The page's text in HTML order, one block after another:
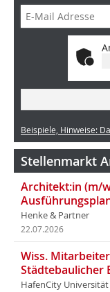
Beispiele, Hinweise:
Stellenmarkt
Architekt:in (m/
Henke & Partner
22.07.2026
Wiss.
Städtebaulicher
HafenCity